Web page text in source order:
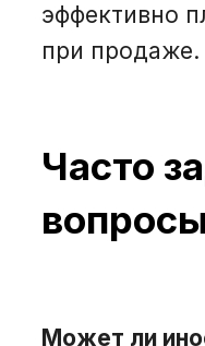
эффективно
при продаже.
Часто
Может ли